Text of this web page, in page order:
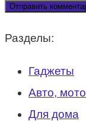
Разделы:
Гаджеты
Авто, мото
Для дома